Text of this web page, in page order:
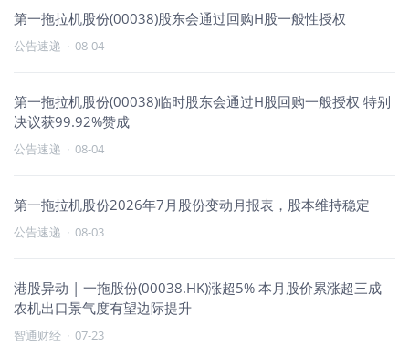
第一拖拉机股份(00038)股东会通过回购H股一般性授权
公告速递 · 08-04
第一拖拉机股份(00038)临时股东会通过H股回购一般授权 特别
决议获99.92%赞成
公告速递 · 08-04
第一拖拉机股份2026年7月股份变动月报表，股本维持稳定
公告速递 · 08-03
港股异动 | 一拖股份(00038.HK)涨超5% 本月股价累涨超三成
农机出口景气度有望边际提升
智通财经 · 07-23